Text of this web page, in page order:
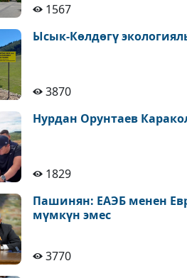
1567
Ысык-Көлдөгү
3870
Нурдан Орунтаев
1829
Пашинян: ЕАЭБ менен
мүмкүн эмес
3770